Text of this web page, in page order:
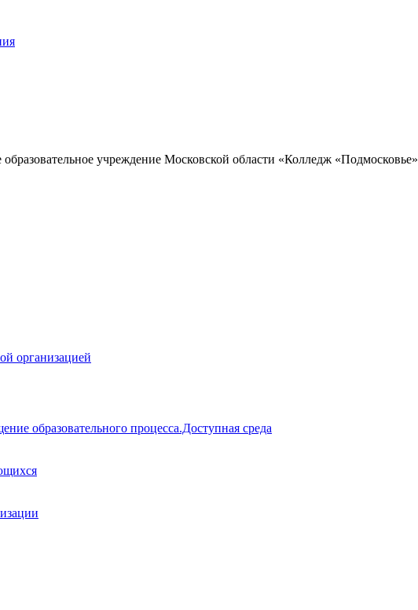
учреждение Московской области «Колледж «Подмосковье»
организацией
образовательного процесса.Доступная среда